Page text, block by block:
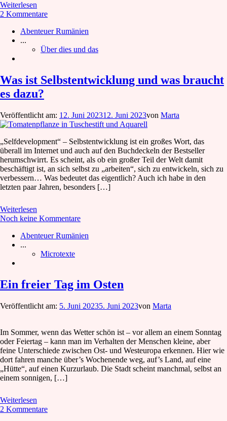
Weiterlesen
2 Kommentare
Abenteuer Rumänien
...
Über dies und das
Was ist Selbstentwicklung und was braucht
es dazu?
Veröffentlicht am: 12. Juni 202312. Juni 2023von Marta
„Selfdevelopment“ – Selbstentwicklung ist ein großes Wort, das
überall im Internet und auch auf den Buchdeckeln der Bestseller
herumschwirrt. Es scheint, als ob ein großer Teil der Welt damit
beschäftigt ist, an sich selbst zu „arbeiten“, sich zu entwickeln, sich zu
verbessern… Was bedeutet das eigentlich? Auch ich habe in den
letzten paar Jahren, besonders […]
Weiterlesen
Noch keine Kommentare
Abenteuer Rumänien
...
Microtexte
Ein freier Tag im Osten
Veröffentlicht am: 5. Juni 20235. Juni 2023von Marta
Im Sommer, wenn das Wetter schön ist – vor allem an einem Sonntag
oder Feiertag – kann man im Verhalten der Menschen kleine, aber
feine Unterschiede zwischen Ost- und Westeuropa erkennen. Hier wie
dort fahren manche über’s Wochenende weg, auf’s Land, auf eine
„Hütte“, auf einen Kurzurlaub. Die Stadt scheint manchmal, selbst an
einem sonnigen, […]
Weiterlesen
2 Kommentare